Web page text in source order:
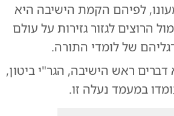
לפיהם הקמת הישיבה היא
הרוצים לגזור גזירות על עולם
של לומדי התורה.
ראש הישיבה, הגר"י ביטון,
במעמד נעלה זו.